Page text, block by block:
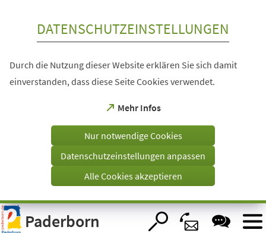
Visuelle
Assistenzsoftware
öffnen.
DATENSCHUTZEINSTELLUNGEN
Durch die Nutzung dieser Website erklären Sie sich damit
einverstanden, dass diese Seite Cookies verwendet.
Mehr Infos
(Öffnet
einem
Tab)
Nur notwendige Cookies
Datenschutzeinstellungen anpassen
Alle Cookies akzeptieren
Paderborn